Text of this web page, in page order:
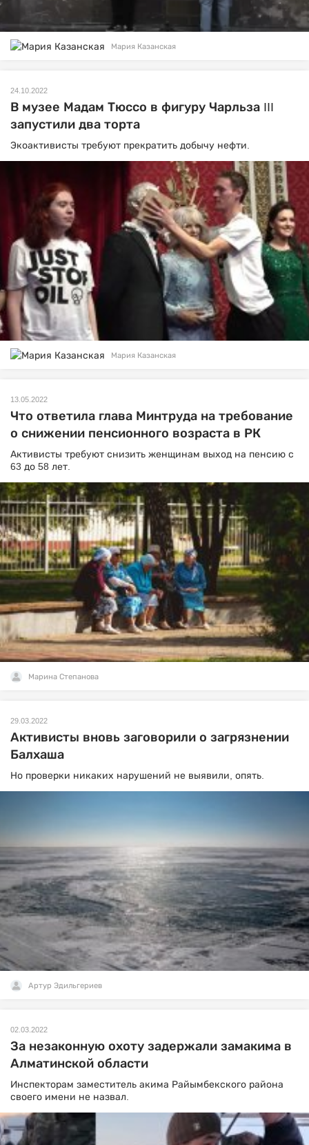
Мария Казанская
24.10.2022
В музее Мадам Тюссо в фигуру Чарльза III
запустили два торта
Экоактивисты требуют прекратить добычу нефти.
Мария Казанская
13.05.2022
Что ответила глава Минтруда на требование
о снижении пенсионного возраста в РК
Активисты требуют снизить женщинам выход на пенсию с
63 до 58 лет.
Марина Степанова
29.03.2022
Активисты вновь заговорили о загрязнении
Балхаша
Но проверки никаких нарушений не выявили, опять.
Артур Эдильгериев
02.03.2022
За незаконную охоту задержали замакима в
Алматинской области
Инспекторам заместитель акима Райымбекского района
своего имени не назвал.